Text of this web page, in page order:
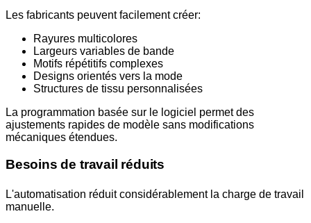
Les fabricants peuvent facilement créer:
Rayures multicolores
Largeurs variables de bande
Motifs répétitifs complexes
Designs orientés vers la mode
Structures de tissu personnalisées
La programmation basée sur le logiciel permet des
ajustements rapides de modèle sans modifications
mécaniques étendues.
Besoins de travail réduits
L'automatisation réduit considérablement la charge de travail
manuelle.